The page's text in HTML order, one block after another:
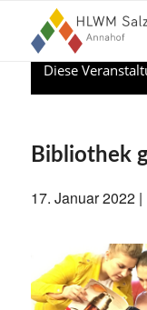
Diese
Bibliothek
17. Januar 2022 |